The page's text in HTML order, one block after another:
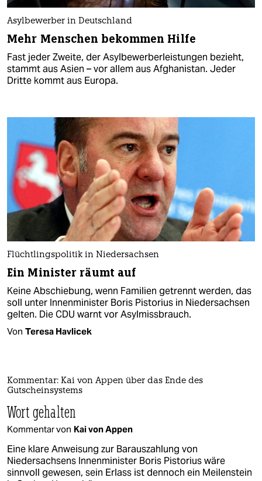
Asylbewerber in Deutschland
Mehr Menschen bekommen Hilfe
Fast jeder Zweite, der Asylbewerberleistungen bezieht,
stammt aus Asien – vor allem aus Afghanistan. Jeder
Dritte kommt aus Europa.
Flüchtlingspolitik in Niedersachsen
Ein Minister räumt auf
Keine Abschiebung, wenn Familien getrennt werden, das
soll unter Innenminister Boris Pistorius in Niedersachsen
gelten. Die CDU warnt vor Asylmissbrauch.
Von Teresa Havlicek
Kommentar: Kai von Appen über das Ende des
Gutscheinsystems
Wort gehalten
Kommentar von Kai von Appen
Eine klare Anweisung zur Barauszahlung von
Niedersachsens Innenminister Boris Pistorius wäre
sinnvoll gewesen, sein Erlass ist dennoch ein Meilenstein